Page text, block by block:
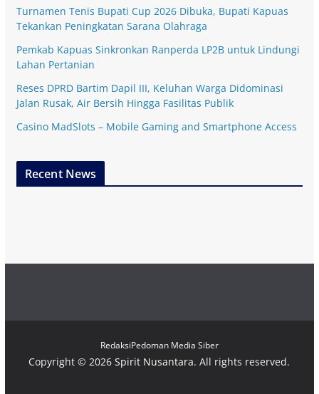
Turnamen Tenis Bupati Cup 2026 Dibuka, Bupati Kapuas
Tekankan Peningkatan Sarana Olahraga
Pemkab Kapuas Sinkronkan Ranperda LP2B untuk Lindungi
Lahan Pertanian
Reses DPRD Bartim Dapil III, Keluhan Warga Didominasi
Jalan Rusak, Air Bersih Hingga Fasilitas Publik
Casino MadSlots – Mobile Gaming and Smartphone Access
Recent News
RedaksiPedoman Media Siber
Copyright © 2026Spirit Nusantara. All rights reserved.